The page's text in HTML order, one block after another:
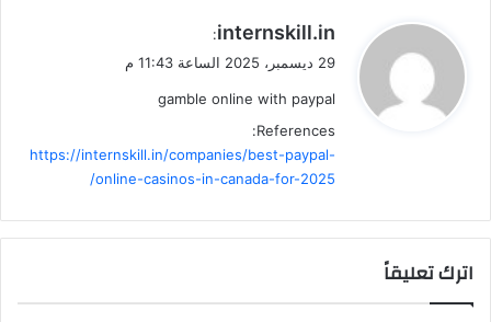
ي
ل
internskill.in
:
29 ديسمبر، 2025 الساعة 11:43 م
gamble online with paypal
References:
https://internskill.in/companies/best-paypal-
online-casinos-in-canada-for-2025/
اترك تعليقاً